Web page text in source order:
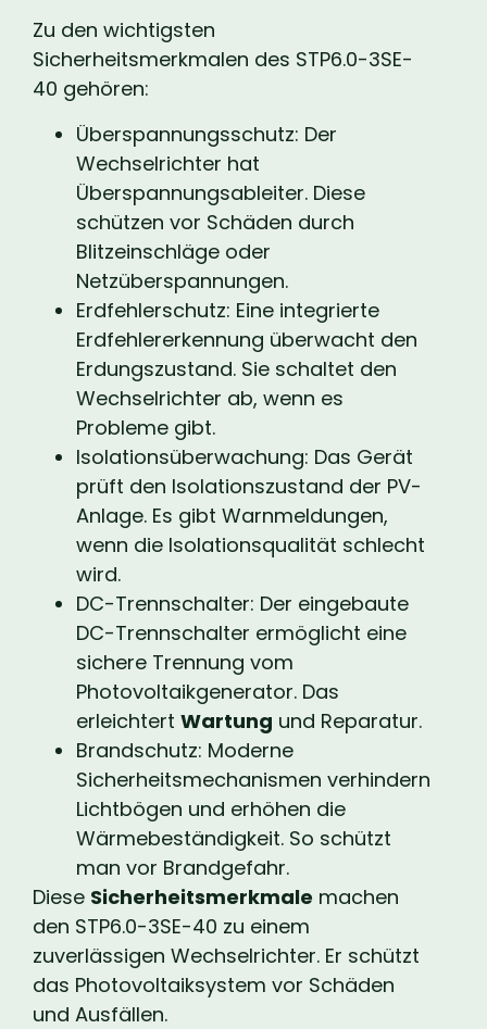
Zu den wichtigsten
Sicherheitsmerkmalen des STP6.0-3SE-
40 gehören:
Überspannungsschutz: Der
Wechselrichter hat
Überspannungsableiter. Diese
schützen vor Schäden durch
Blitzeinschläge oder
Netzüberspannungen.
Erdfehlerschutz: Eine integrierte
Erdfehlererkennung überwacht den
Erdungszustand. Sie schaltet den
Wechselrichter ab, wenn es
Probleme gibt.
Isolationsüberwachung: Das Gerät
prüft den Isolationszustand der PV-
Anlage. Es gibt Warnmeldungen,
wenn die Isolationsqualität schlecht
wird.
DC-Trennschalter: Der eingebaute
DC-Trennschalter ermöglicht eine
sichere Trennung vom
Photovoltaikgenerator. Das
erleichtert Wartung und Reparatur.
Brandschutz: Moderne
Sicherheitsmechanismen verhindern
Lichtbögen und erhöhen die
Wärmebeständigkeit. So schützt
man vor Brandgefahr.
Diese Sicherheitsmerkmale machen
den STP6.0-3SE-40 zu einem
zuverlässigen Wechselrichter. Er schützt
das Photovoltaiksystem vor Schäden
und Ausfällen.